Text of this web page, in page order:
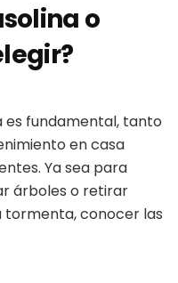
o
es fundamental, tanto
en casa
Ya sea para
árboles o retirar
tormenta, conocer las